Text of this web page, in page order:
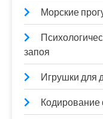
Морские
запоя
Игрушки для
Кодирование